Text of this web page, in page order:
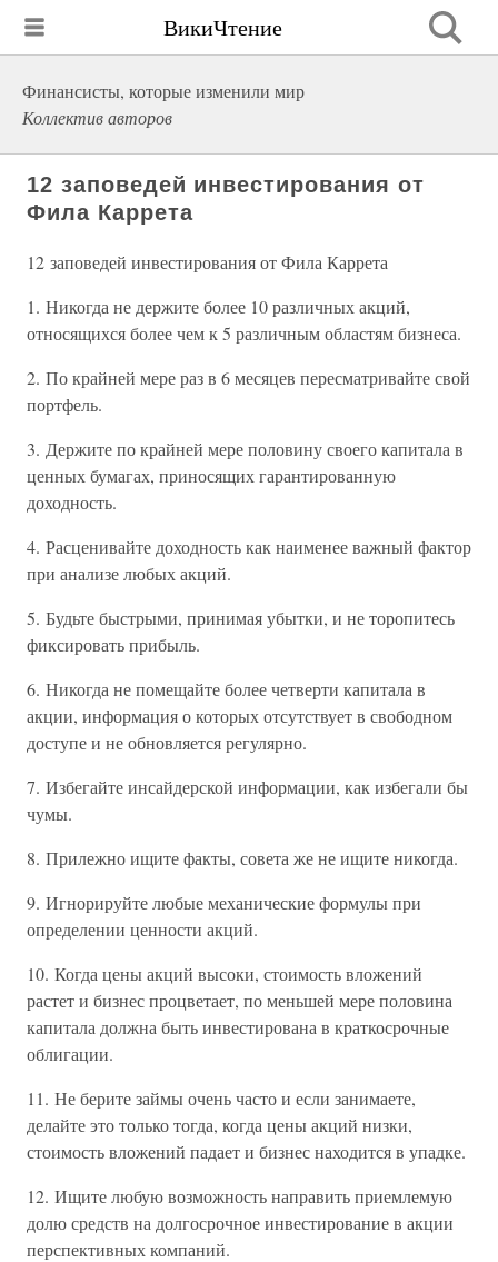
ВикиЧтение
Финансисты, которые изменили мир
Коллектив авторов
12 заповедей инвестирования от
Фила Каррета
12 заповедей инвестирования от Фила Каррета
1. Никогда не держите более 10 различных акций,
относящихся более чем к 5 различным областям бизнеса.
2. По крайней мере раз в 6 месяцев пересматривайте свой
портфель.
3. Держите по крайней мере половину своего капитала в
ценных бумагах, приносящих гарантированную
доходность.
4. Расценивайте доходность как наименее важный фактор
при анализе любых акций.
5. Будьте быстрыми, принимая убытки, и не торопитесь
фиксировать прибыль.
6. Никогда не помещайте более четверти капитала в
акции, информация о которых отсутствует в свободном
доступе и не обновляется регулярно.
7. Избегайте инсайдерской информации, как избегали бы
чумы.
8. Прилежно ищите факты, совета же не ищите никогда.
9. Игнорируйте любые механические формулы при
определении ценности акций.
10. Когда цены акций высоки, стоимость вложений
растет и бизнес процветает, по меньшей мере половина
капитала должна быть инвестирована в краткосрочные
облигации.
11. Не берите займы очень часто и если занимаете,
делайте это только тогда, когда цены акций низки,
стоимость вложений падает и бизнес находится в упадке.
12. Ищите любую возможность направить приемлемую
долю средств на долгосрочное инвестирование в акции
перспективных компаний.